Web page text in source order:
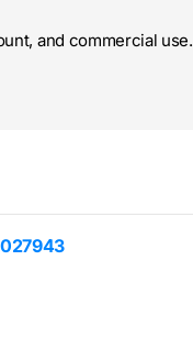
and commercial use.